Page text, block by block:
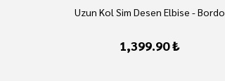
Uzun Kol Sim Desen Elbise - Bordo
1,399.90 ₺